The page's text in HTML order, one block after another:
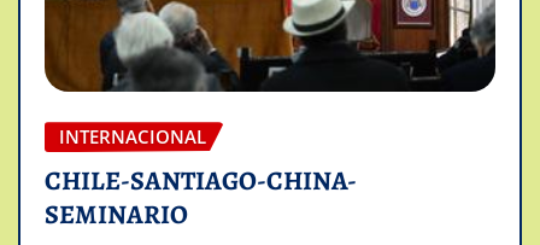
INTERNACIONAL
CHILE-SANTIAGO-CHINA-
SEMINARIO